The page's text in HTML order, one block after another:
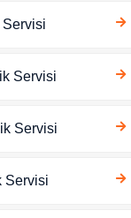
Servisi
Servisi
Servisi
Servisi